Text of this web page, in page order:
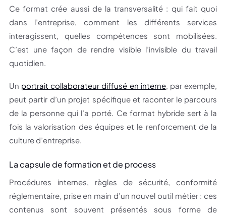
Ce format crée aussi de la transversalité : qui fait quoi
dans l’entreprise, comment les différents services
interagissent, quelles compétences sont mobilisées.
C’est une façon de rendre visible l’invisible du travail
quotidien.
Un portrait collaborateur diffusé en interne, par exemple,
peut partir d’un projet spécifique et raconter le parcours
de la personne qui l’a porté. Ce format hybride sert à la
fois la valorisation des équipes et le renforcement de la
culture d’entreprise.
La capsule de formation et de process
Procédures internes, règles de sécurité, conformité
réglementaire, prise en main d’un nouvel outil métier : ces
contenus sont souvent présentés sous forme de